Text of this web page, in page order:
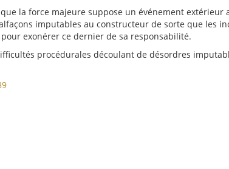
la force majeure suppose un événement
imputables au constructeur de sorte que les
exonérer ce dernier de sa responsabilité.
procédurales découlant de désordres